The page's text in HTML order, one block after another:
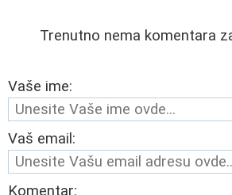
Trenutno nema komentara
Vaše ime:
Vaš email:
Komentar: